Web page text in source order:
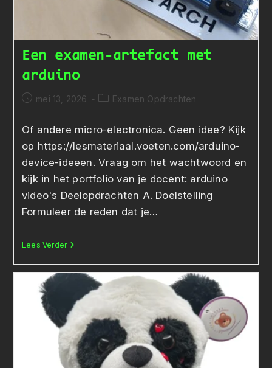
Een examen-artefact met
arduino
Bericht
op:
mei 13, 2026 Berichtcategorie:
Examen Opdrachten
Of andere micro-electronica. Geen idee? Kijk
op https://lesmateriaal.voeten.com/arduino-
device-ideeen. Vraag om het wachtwoord en
kijk in het portfolio van je docent: arduino
video's Deelopdrachten A. Doelstelling
Formuleer de reden dat je…
Lees VerderEen
Examen-
Artefact
Met
Arduino